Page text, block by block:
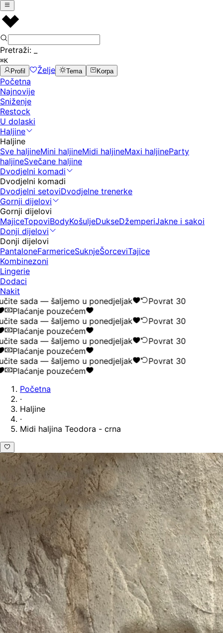
Pretraži:
⌘K
Profil
Želje Tema Korpa
Početna
Najnovije
Sniženje
Restock
U dolaski
Haljine
Haljine
Sve haljineMini haljineMidi haljineMaxi haljineParty
haljineSvečane haljine
Dvodjelni komadi
Dvodjelni komadi
Dvodjelni setoviDvodjelne trenerke
Gornji dijelovi
Gornji dijelovi
MajiceTopoviBodyKošuljeDukseDžemperiJakne i sakoi
Donji dijelovi
Donji dijelovi
PantaloneFarmericeSuknjeŠorceviTajice
Kombinezoni
Lingerie
Dodaci
Nakit
sada — šaljemo u ponedjeljak
Povrat 30
Plaćanje pouzećem
sada — šaljemo u ponedjeljak
Povrat 30
Plaćanje pouzećem
sada — šaljemo u ponedjeljak
Povrat 30
Plaćanje pouzećem
sada — šaljemo u ponedjeljak
Povrat 30
Plaćanje pouzećem
Početna
·
Haljine
·
Midi haljina Teodora - crna